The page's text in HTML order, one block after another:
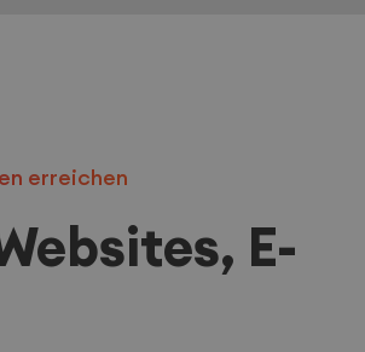
erreichen
E-